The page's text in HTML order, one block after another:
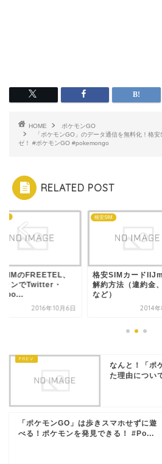
HOME
ポケモンGO
「ポケモンGO」のデータ通信を無料化！格
ゼ！ #ポケモンGO #pokemongo
RELATED POST
SIMのFREETEL、
ランでTwitter・
2016年10月6日
格安SIM
格安SIMカード
解約方法（違約金
など）
2014年
なんと！「ポ
た理由につい
「ポケモンGO」は歩きスマホせずに遊
べる！ポケモンを発見できる！ #Po...